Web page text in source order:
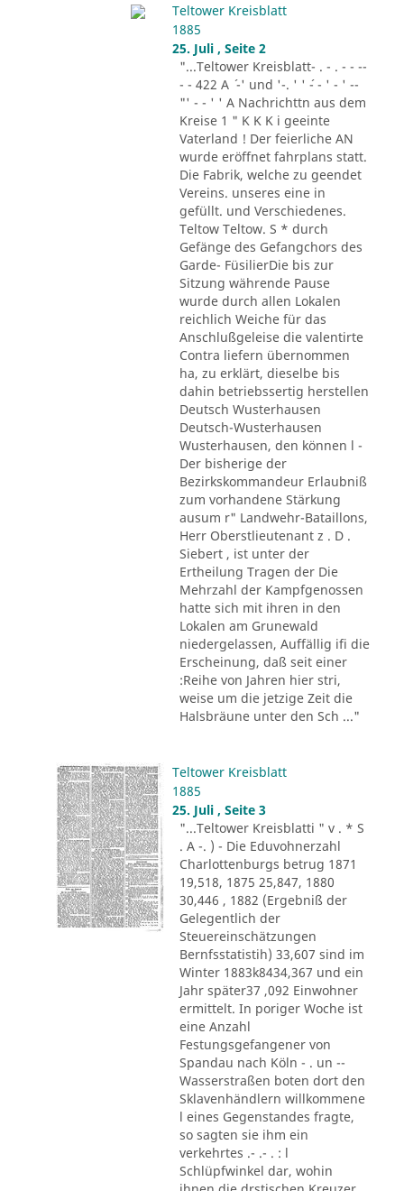
Teltower Kreisblatt
1885
25. Juli , Seite 2
"...Teltower Kreisblatt- . - . - - --
- - 422 A ´ -' und '-. ' ' ´- - ' - ' --
"' - - ' ' A Nachrichttn aus dem
Kreise 1 " K K K i geeinte
Vaterland ! Der feierliche AN
wurde eröffnet fahrplans statt.
Die Fabrik, welche zu geendet
Vereins. unseres eine in
gefüllt. und Verschiedenes.
Teltow Teltow. S * durch
Gefänge des Gefangchors des
Garde- FüsilierDie bis zur
Sitzung währende Pause
wurde durch allen Lokalen
reichlich Weiche für das
Anschlußgeleise die valentirte
Contra liefern übernommen
ha, zu erklärt, dieselbe bis
dahin betriebssertig herstellen
Deutsch Wusterhausen
Deutsch-Wusterhausen
Wusterhausen, den können l -
Der bisherige der
Bezirkskommandeur Erlaubniß
zum vorhandene Stärkung
ausum r" Landwehr-Bataillons,
Herr Oberstlieutenant z . D .
Siebert , ist unter der
Ertheilung Tragen der Die
Mehrzahl der Kampfgenossen
hatte sich mit ihren in den
Lokalen am Grunewald
niedergelassen, Auffällig ifi die
Erscheinung, daß seit einer
:Reihe von Jahren hier stri,
weise um die jetzige Zeit die
Halsbräune unter den Sch ..."
Teltower Kreisblatt
1885
25. Juli , Seite 3
"...Teltower Kreisblatti " v . * S
. A -. ) - Die Eduvohnerzahl
Charlottenburgs betrug 1871
19,518, 1875 25,847, 1880
30,446 , 1882 (Ergebniß der
Gelegentlich der
Steuereinschätzungen
Bernfsstatistih) 33,607 sind im
Winter 1883k8434,367 und ein
Jahr später37 ,092 Einwohner
ermittelt. In poriger Woche ist
eine Anzahl
Festungsgefangener von
Spandau nach Köln - . un --
Wasserstraßen boten dort den
Sklavenhändlern willkommene
l eines Gegenstandes fragte,
so sagten sie ihm ein
verkehrtes .- .- . : l
Schlüpfwinkel dar, wohin